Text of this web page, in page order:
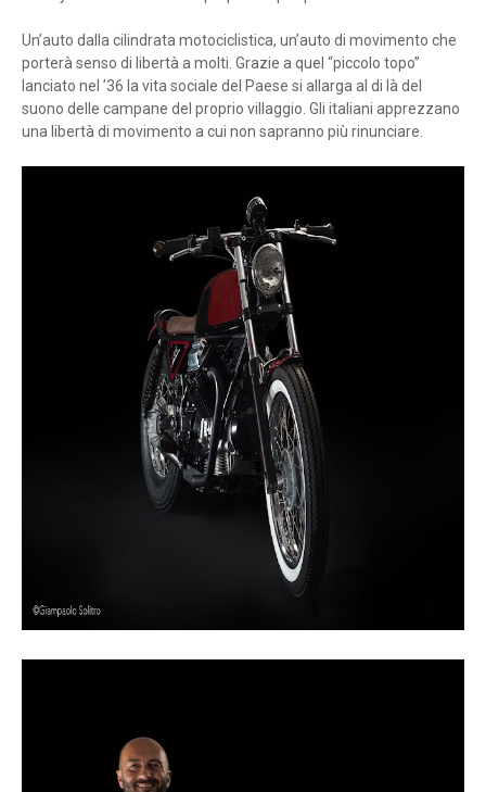
Un’auto dalla cilindrata motociclistica, un’auto di movimento che
porterà senso di libertà a molti. Grazie a quel “piccolo topo”
lanciato nel ’36 la vita sociale del Paese si allarga al di là del
suono delle campane del proprio villaggio. Gli italiani apprezzano
una libertà di movimento a cui non sapranno più rinunciare.